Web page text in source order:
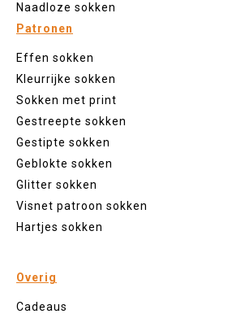
Naadloze sokken
Patronen
Effen sokken
Kleurrijke sokken
Sokken met print
Gestreepte sokken
Gestipte sokken
Geblokte sokken
Glitter sokken
Visnet patroon sokken
Hartjes sokken
Overig
Cadeaus